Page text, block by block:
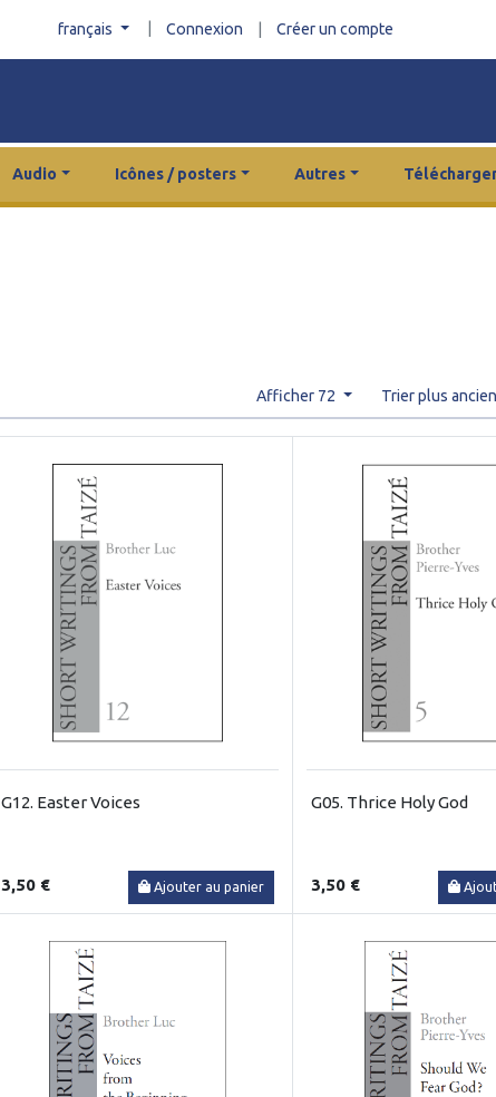
français Connexion Créer un compte
Audio Icônes / posters Autres
Afficher 72 Trier plus
G12. Easter Voices
3,50 € Ajouter au panier
G05. Thrice Holy God
3,50 €